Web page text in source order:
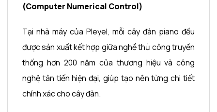
(Computer Numerical Control)
Tại nhà máy của Pleyel, mỗi cây đàn piano đều
được sản xuất kết hợp giữa nghề thủ công truyền
thống hơn 200 năm của thương hiệu và công
nghệ tân tiến hiện đại, giúp tạo nên từng chi tiết
chính xác cho cây đàn.